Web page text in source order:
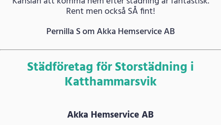
Rent men också SÅ fint!
Pernilla S om Akka Hemservice AB
Städföretag för Storstädning i
Katthammarsvik
Akka Hemservice AB